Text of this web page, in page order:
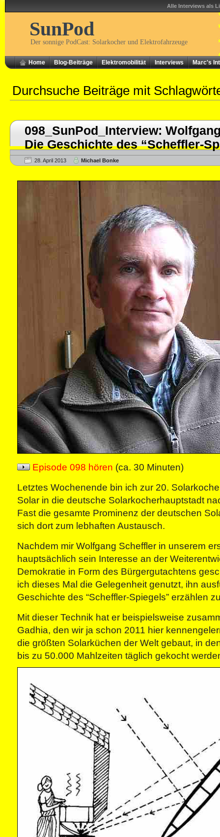
Alle Interviews als
SunPod
Der sonnige PodCast: Solarkocher und Elektrofahrzeuge
Home Blog-Beiträge Elektromobilität Interviews Marc's
Durchsuche Beiträge mit
098_SunPod_Interview:
Die Geschichte des “Scheffler-
28. April 2013 Michael Bonke
Episode 098 hören (ca. 30 Minuten)
Letztes Wochenende bin ich zur 20.
Solar in die deutsche Solarkocherhauptstadt
Fast die gesamte Prominenz der deutschen
sich dort zum lebhaften Austausch.
Nachdem mir Wolfgang Scheffler in unserem
hauptsächlich sein Interesse an der
Demokratie in Form des Bürgergutachtens
ich dieses Mal die Gelegenheit genutzt, ihn
Geschichte des “Scheffler-Spiegels” erzählen
Mit dieser Technik hat er beispielsweise
Gadhia, den wir ja schon 2011 hier
die größten Solarküchen der Welt gebaut, in
bis zu 50.000 Mahlzeiten täglich gekocht